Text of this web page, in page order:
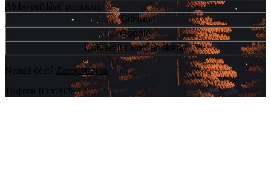
Alebo prihlásiť pomocou
GitHub
Google
Univerzita Komenského
Nemáš účet? Zaregistruj sa
Trojsten ID v2026.12